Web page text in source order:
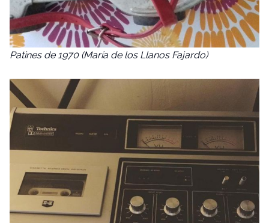
Patines de 1970 (María de los Llanos Fajardo)